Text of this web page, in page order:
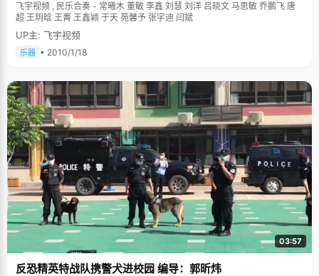
飞宇视频 , 民乐合奏 - 常曦木 董敏 李鑫 刘慧 刘洋 吕晓文 马思敏 乔鹏飞 唐
超 王玥晗 王菁 王鑫颖 于天 苑馨予 张宇迪 闫斌
UP主: 飞宇视频
乐器 • 2010/1/18
03:57
反恐精英特战队携警犬进校园 编导：郭昕炜